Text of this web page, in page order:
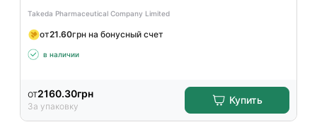
Takeda Pharmaceutical Company Limited
от21.60грн на бонусный счет
в наличии
от2160.30грн
За упаковку
Купить